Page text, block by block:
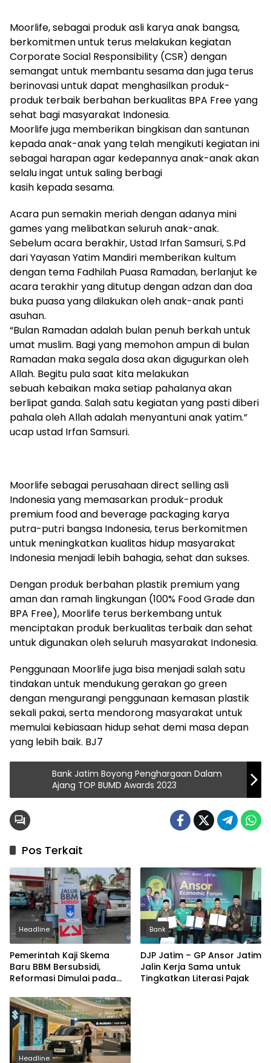
Moorlife, sebagai produk asli karya anak bangsa,
berkomitmen untuk terus melakukan kegiatan
Corporate Social Responsibility (CSR) dengan
semangat untuk membantu sesama dan juga terus
berinovasi untuk dapat menghasilkan produk-
produk terbaik berbahan berkualitas BPA Free yang
sehat bagi masyarakat Indonesia.
Moorlife juga memberikan bingkisan dan santunan
kepada anak-anak yang telah mengikuti kegiatan ini
sebagai harapan agar kedepannya anak-anak akan
selalu ingat untuk saling berbagi
kasih kepada sesama.
Acara pun semakin meriah dengan adanya mini
games yang melibatkan seluruh anak-anak.
Sebelum acara berakhir, Ustad Irfan Samsuri, S.Pd
dari Yayasan Yatim Mandiri memberikan kultum
dengan tema Fadhilah Puasa Ramadan, berlanjut ke
acara terakhir yang ditutup dengan adzan dan doa
buka puasa yang dilakukan oleh anak-anak panti
asuhan.
“Bulan Ramadan adalah bulan penuh berkah untuk
umat muslim. Bagi yang memohon ampun di bulan
Ramadan maka segala dosa akan digugurkan oleh
Allah. Begitu pula saat kita melakukan
sebuah kebaikan maka setiap pahalanya akan
berlipat ganda. Salah satu kegiatan yang pasti diberi
pahala oleh Allah adalah menyantuni anak yatim.”
ucap ustad Irfan Samsuri.
Moorlife sebagai perusahaan direct selling asli
Indonesia yang memasarkan produk-produk
premium food and beverage packaging karya
putra-putri bangsa Indonesia, terus berkomitmen
untuk meningkatkan kualitas hidup masyarakat
Indonesia menjadi lebih bahagia, sehat dan sukses.
Dengan produk berbahan plastik premium yang
aman dan ramah lingkungan (100% Food Grade dan
BPA Free), Moorlife terus berkembang untuk
menciptakan produk berkualitas terbaik dan sehat
untuk digunakan oleh seluruh masyarakat Indonesia.
Penggunaan Moorlife juga bisa menjadi salah satu
tindakan untuk mendukung gerakan go green
dengan mengurangi penggunaan kemasan plastik
sekali pakai, serta mendorong masyarakat untuk
memulai kebiasaan hidup sehat demi masa depan
yang lebih baik. BJ7
Bank Jatim Boyong Penghargaan Dalam
Ajang TOP BUMD Awards 2023
Pos Terkait
Headline
Pemerintah Kaji Skema
Baru BBM Bersubsidi,
Reformasi Dimulai pada
Bank
DJP Jatim – GP Ansor Jatim
Jalin Kerja Sama untuk
Tingkatkan Literasi Pajak
Headline